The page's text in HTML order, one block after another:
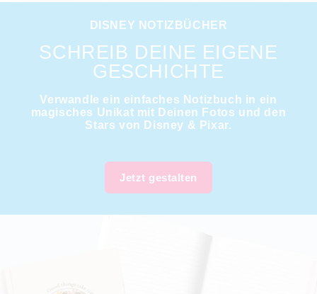
DISNEY NOTIZBÜCHER
SCHREIB DEINE EIGENE
GESCHICHTE
Verwandle ein einfaches Notizbuch in ein
magisches Unikat mit Deinen Fotos und den
Stars von Disney & Pixar.
Jetzt gestalten